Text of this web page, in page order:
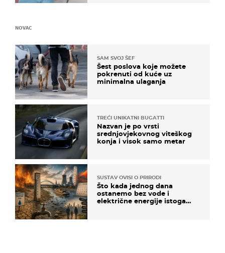
NOVAC
SAM SVOJ ŠEF
Šest poslova koje možete
pokrenuti od kuće uz
minimalna ulaganja
TREĆI UNIKATNI BUGATTI
Nazvan je po vrsti
srednjovjekovnog viteškog
konja i visok samo metar
SUSTAV OVISI O PRIRODI
Što kada jednog dana
ostanemo bez vode i
električne energije istoga